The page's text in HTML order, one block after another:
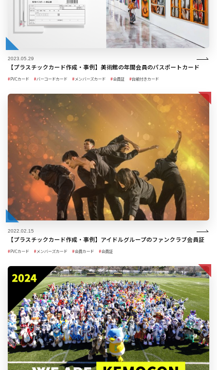
2023.05.29
【プラスチックカード作成・事例】美術館の年間会員のパスポートカード
PVCカード バーコードカード メンバーズカード 会員証 台紙付きカード
2022.02.15
【プラスチックカード作成・事例】アイドルグループのファンクラブ会員証
PVCカード メンバーズカード 会員カード 会員証